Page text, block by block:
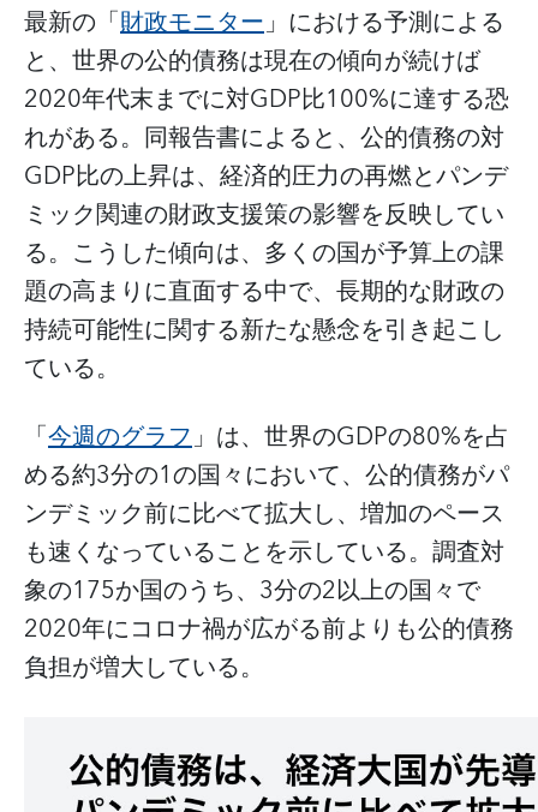
最新の「財政モニター」における予測による
と、世界の公的債務は現在の傾向が続けば
2020年代末までに対GDP比100%に達する恐
れがある。同報告書によると、公的債務の対
GDP比の上昇は、経済的圧力の再燃とパンデ
ミック関連の財政支援策の影響を反映してい
る。こうした傾向は、多くの国が予算上の課
題の高まりに直面する中で、長期的な財政の
持続可能性に関する新たな懸念を引き起こし
ている。
「今週のグラフ」は、世界のGDPの80%を占
める約3分の1の国々において、公的債務がパ
ンデミック前に比べて拡大し、増加のペース
も速くなっていることを示している。調査対
象の175か国のうち、3分の2以上の国々で
2020年にコロナ禍が広がる前よりも公的債務
負担が増大している。